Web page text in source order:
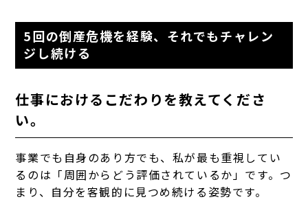
5回の倒産危機を経験、それでもチャレン
ジし続ける
仕事におけるこだわりを教えてくださ
い。
事業でも自身のあり方でも、私が最も重視してい
るのは「周囲からどう評価されているか」です。つ
まり、自分を客観的に見つめ続ける姿勢です。